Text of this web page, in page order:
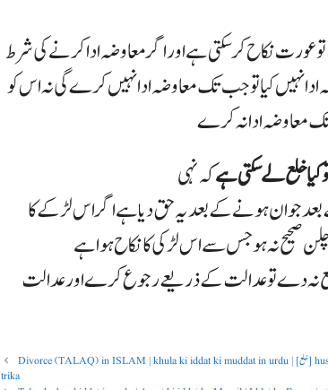
نکاح کر سکتی ہے اور اگر معاوضہ ادا کرنے کی شرط
نہیں کیا تو جب تک معاوضہ ادا نہیں کرے گی نہ اس کو
معاوضہ ادا نہ کرے
کہ نہی
جوان ہونے کے بعد یہ حق دیا ہے اگر اس لڑکے کا
صحیح نہ ہو جس سے اس لڑکی کا نکاح ہوا ہے
خلع نہ دے تو عدالت کے ذریعے رجوع کرے اور عدالت
Divorce (TALAQ) in ISLAM | khula ki iddat ki muddat in urdu | [خلع] husband se talaq lene ka wazifa | zalim shohar se talaq lene ka
trika